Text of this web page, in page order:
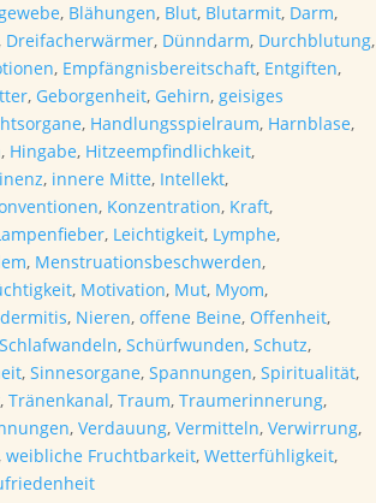
, Blähungen, Blut, Blutarmit, Darm,
Dreifacherwärmer, Dünndarm, Durchblutung,
, Empfängnisbereitschaft, Entgiften,
, Geborgenheit, Gehirn,geisiges
, Handlungsspielraum, Harnblase,
, Hingabe, Hitzeempfindlichkeit,
, innere Mitte, Intellekt,
, Konzentration, Kraft,
, Leichtigkeit, Lymphe,
, Menstruationsbeschwerden,
, Motivation, Mut, Myom,
, Nieren,offene Beine, Offenheit,
Schlafwandeln,Schürfwunden,Schutz,
,Sinnesorgane,Spannungen,Spiritualität,
,Tränenkanal,Traum,Traumerinnerung,
,Verdauung,Vermitteln,Verwirrung,
weibliche Fruchtbarkeit,Wetterfühligkeit,